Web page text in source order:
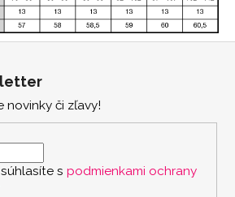
novinky či zľavy!
s podmienkami ochrany